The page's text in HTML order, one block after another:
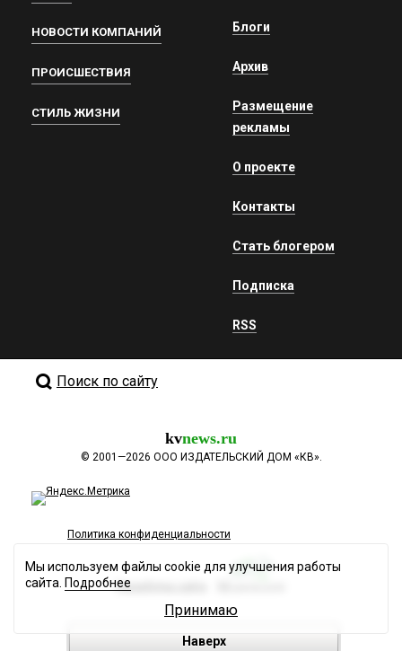
НОВОСТИ КОМПАНИЙ
ПРОИСШЕСТВИЯ
СТИЛЬ ЖИЗНИ
Блоги
Архив
Размещение
рекламы
О проекте
Контакты
Стать блогером
Подписка
RSS
Поиск по сайту
kvnews.ru
© 2001—2026 ООО ИЗДАТЕЛЬСКИЙ ДОМ «КВ».
Политика конфиденциальности
Разработка сайта
Наверх
Мы используем файлы cookie для улучшения работы
сайта. Подробнее
Принимаю